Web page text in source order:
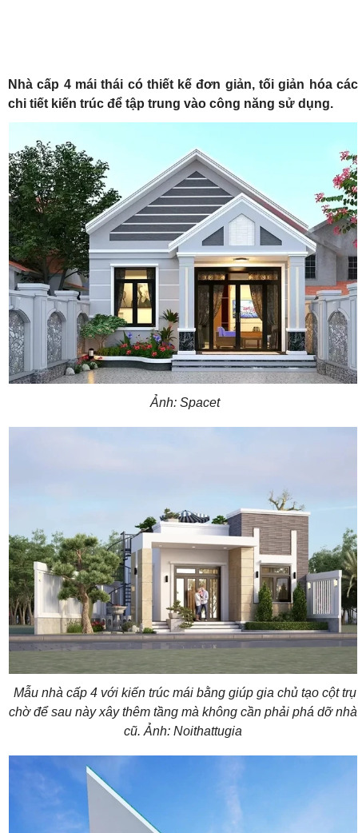
Nhà cấp 4mái thái có thiết kế đơn giản, tối giản hóa các
chi tiết kiến trúc để tập trung vào công năng sử dụng.
Ảnh: Spacet
Mẫu nhà cấp 4 với kiến trúc mái bằng giúp gia chủ tạo cột trụ
chờ để sau này xây thêm tầng mà không cần phải phá dỡ nhà
cũ. Ảnh: Noithattugia